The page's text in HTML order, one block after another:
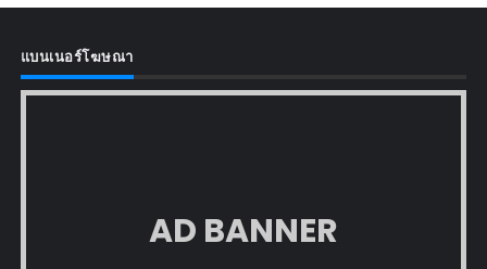
แบนเนอร์โฆษณา
AD BANNER